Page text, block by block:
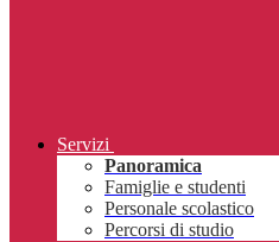
Servizi
Panoramica
Famiglie e studenti
Personale scolastico
Percorsi di studio